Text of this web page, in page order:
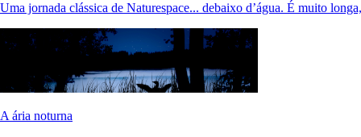
Uma jornada clássica de Naturespace... debaixo d’água. É muito
A ária noturna